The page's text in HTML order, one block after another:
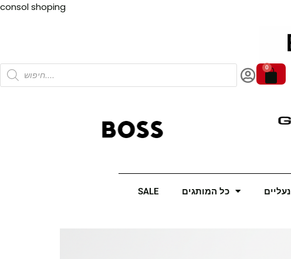
consolshoping
0
Cart
Products
search
SALE כל המותגים נעליים